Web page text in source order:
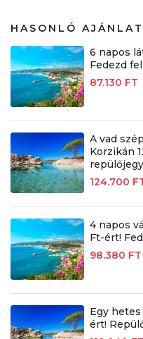
HASONLÓ
6 napos
Fedezd
87.130 FT
A vad
Korzikán
124.700
4 napos
Ft-ért!
98.380 FT
Egy hetes
ért!